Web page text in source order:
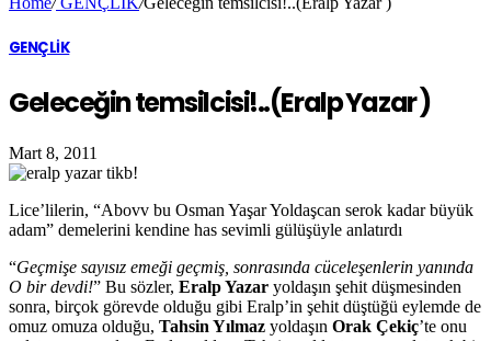
GENÇLİK
Geleceğin temsilcisi!..(Eralp Yazar )
Mart 8, 2011
Lice’lilerin, “Abovv bu Osman Yaşar Yoldaşcan serok kadar büyük
adam” demelerini kendine has sevimli gülüşüyle anlatırdı
“Geçmişe sayısız emeği geçmiş, sonrasında cüceleşenlerin yanında
O bir devdi!” Bu sözler, Eralp Yazar yoldaşın şehit düşmesinden
sonra, birçok görevde olduğu gibi Eralp’in şehit düştüğü eylemde de
omuz omuza olduğu, Tahsin Yılmaz yoldaşın Orak Çekiç’te onu